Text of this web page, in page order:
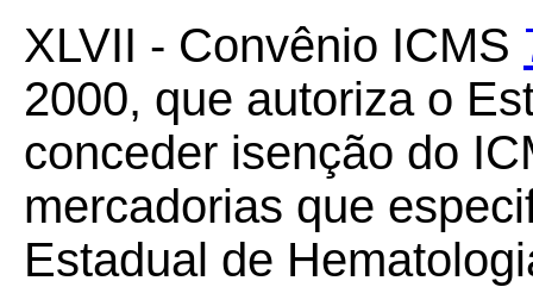
XLVII - Convênio ICMS
2000, que autoriza o
conceder isenção do
mercadorias que
Estadual de